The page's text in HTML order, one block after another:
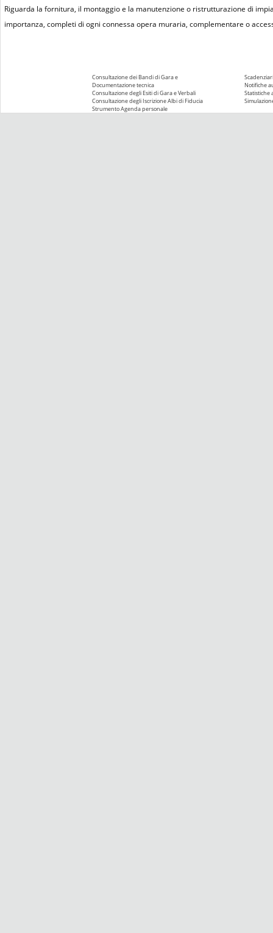
Riguarda la fornitura, il montaggio e la manutenzione o ristrutturazione di
importanza, completi di ogni connessa opera muraria, complementare o
Consultazione dei Bandi di Gara e
Documentazione tecnica
Consultazione degli Esiti di Gara e Verbali
Consultazione degli Iscrizione Albi di Fiducia
Strumento Agenda personale
Notifiche
Statistiche